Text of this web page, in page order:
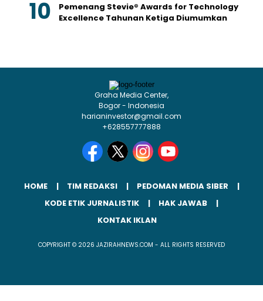
Pemenang Stevie® Awards for Technology
Excellence Tahunan Ketiga Diumumkan
Graha Media Center,
Bogor - Indonesia
harianinvestor@gmail.com
+628557777888
HOME TIM REDAKSI
PEDOMAN MEDIA SIBER
KODE ETIK JURNALISTIK
HAK JAWAB
KONTAK IKLAN
COPYRIGHT © 2026 JAZIRAHNEWS.COM - ALL RIGHTS RESERVED